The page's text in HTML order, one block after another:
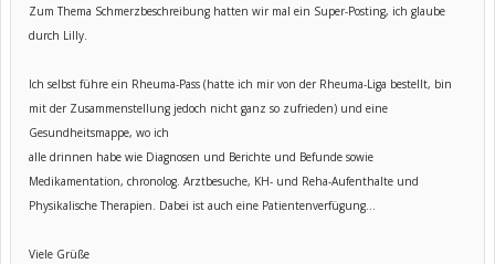
Zum Thema Schmerzbeschreibung hatten wir mal ein Super-Posting, ich glaube
durch Lilly.
Ich selbst führe ein Rheuma-Pass (hatte ich mir von der Rheuma-Liga bestellt, bin
mit der Zusammenstellung jedoch nicht ganz so zufrieden) und eine
Gesundheitsmappe, wo ich
alle drinnen habe wie Diagnosen und Berichte und Befunde sowie
Medikamentation, chronolog. Arztbesuche, KH- und Reha-Aufenthalte und
Physikalische Therapien. Dabei ist auch eine Patientenverfügung...
Viele Grüße